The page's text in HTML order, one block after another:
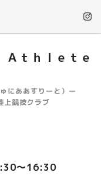
ｔｈｌｅｔｅ
にああすりーと）ー
上競技クラブ
～16:30